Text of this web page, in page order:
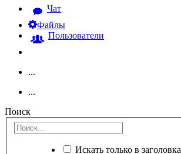
Чат
Файлы
Пользователи
...
...
Поиск
Искать только в